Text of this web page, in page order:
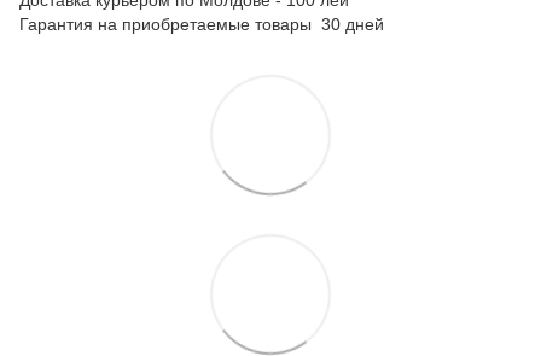
Гарантия на приобретаемые товары 30 дней